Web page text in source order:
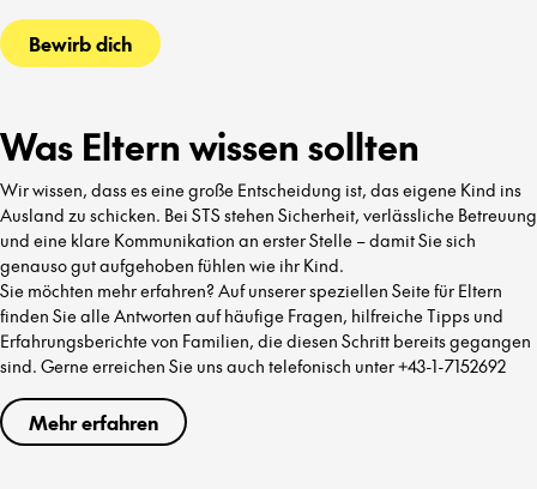
Bewirb dich
Was Eltern wissen sollten
Wir wissen, dass es eine große Entscheidung ist, das eigene Kind ins
Ausland zu schicken. Bei STS stehen Sicherheit, verlässliche Betreuung
und eine klare Kommunikation an erster Stelle – damit Sie sich
genauso gut aufgehoben fühlen wie ihr Kind.
Sie möchten mehr erfahren? Auf unserer speziellen Seite für Eltern
finden Sie alle Antworten auf häufige Fragen, hilfreiche Tipps und
Erfahrungsberichte von Familien, die diesen Schritt bereits gegangen
sind. Gerne erreichen Sie uns auch telefonisch unter +43-1-7152692
Mehr erfahren